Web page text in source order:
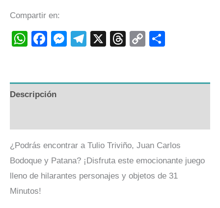
Compartir en:
WhatsApp
Facebook
Messenger
Telegram
X Threads
Copy
Descripción
¿Podrás encontrar a Tulio Triviño, Juan Carlos
Bodoque y Patana? ¡Disfruta este emocionante juego
lleno de hilarantes personajes y objetos de 31
Minutos!